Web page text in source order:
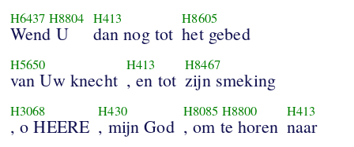
H6437 H8804
Wend U
H413
dan nog tot
H8605
het gebed
H5650
van Uw knecht
H413
, en tot
H8467
zijn smeking
H3068
, o HEERE
H430
, mijn God
H8085 H8800
, om te horen
H413
naar